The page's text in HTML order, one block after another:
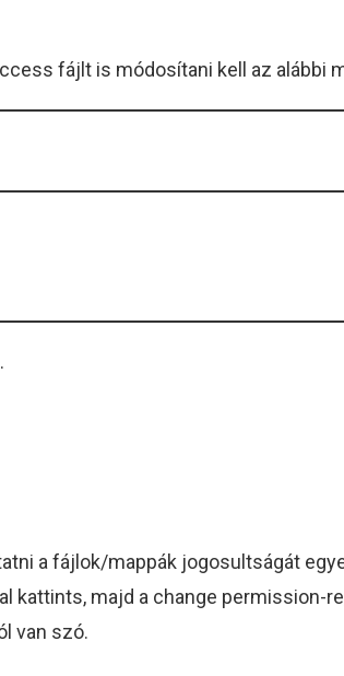
fájlt is módosítani kell az alábbi
a fájlok/mappák jogosultságát
kattints, majd a change permission-
van szó.